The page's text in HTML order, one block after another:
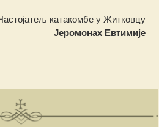
катакомбе у Житковцу
Јеромонах Евтимије